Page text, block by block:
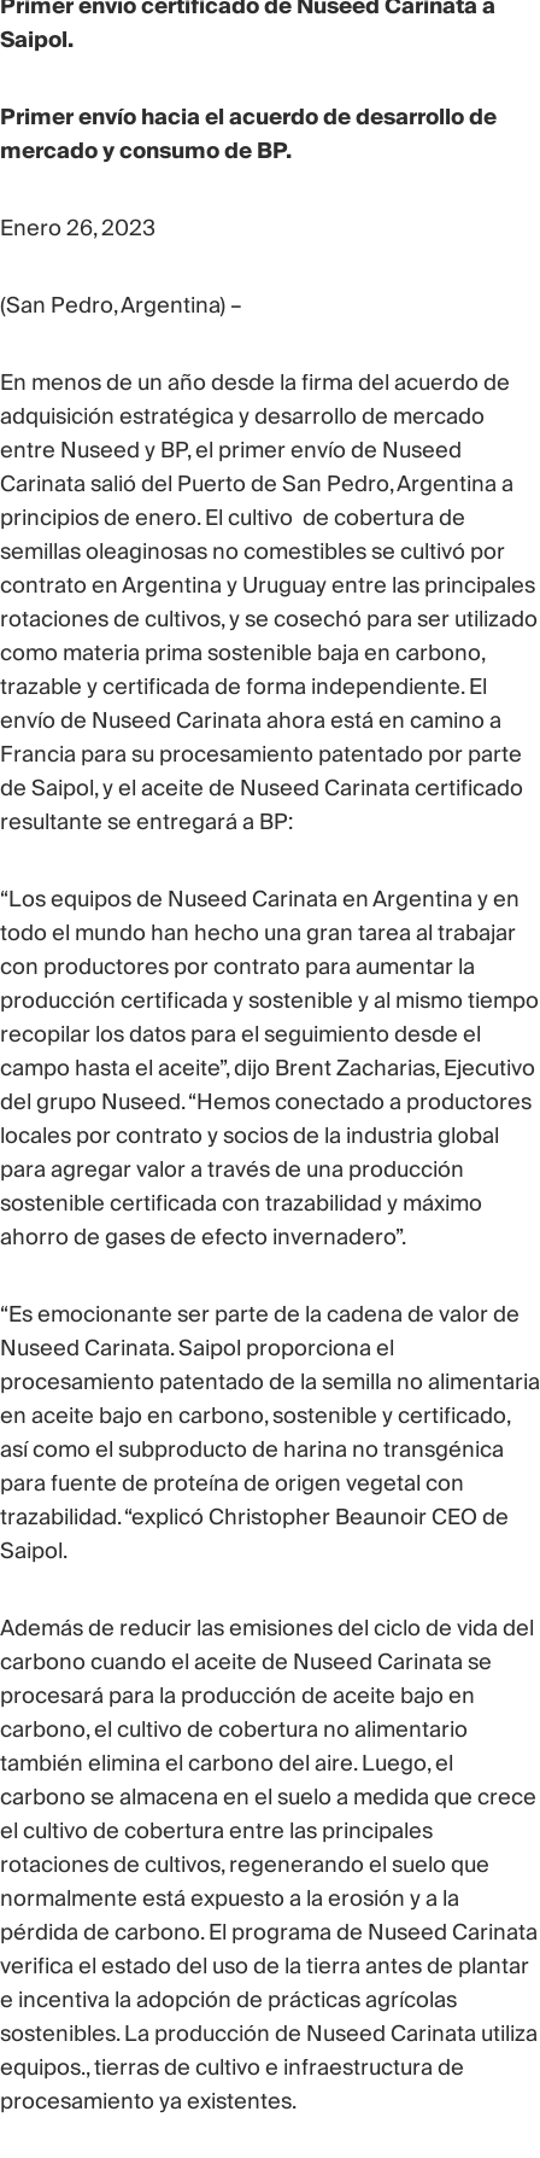
Saipol.
Primer envío hacia el acuerdo de desarrollo de
mercado y consumo de BP.
Enero 26, 2023
(San Pedro, Argentina) –
En menos de un año desde la firma del acuerdo de
adquisición estratégica y desarrollo de mercado
entre Nuseed y BP, el primer envío de Nuseed
Carinata salió del Puerto de San Pedro, Argentina a
principios de enero. El cultivo de cobertura de
semillas oleaginosas no comestibles se cultivó por
contrato en Argentina y Uruguay entre las principales
rotaciones de cultivos, y se cosechó para ser utilizado
como materia prima sostenible baja en carbono,
trazable y certificada de forma independiente. El
envío de Nuseed Carinata ahora está en camino a
Francia para su procesamiento patentado por parte
de Saipol, y el aceite de Nuseed Carinata certificado
resultante se entregará a BP:
“Los equipos de Nuseed Carinata en Argentina y en
todo el mundo han hecho una gran tarea al trabajar
con productores por contrato para aumentar la
producción certificada y sostenible y al mismo tiempo
recopilar los datos para el seguimiento desde el
campo hasta el aceite”, dijo Brent Zacharias, Ejecutivo
del grupo Nuseed. “Hemos conectado a productores
locales por contrato y socios de la industria global
para agregar valor a través de una producción
sostenible certificada con trazabilidad y máximo
ahorro de gases de efecto invernadero”.
“Es emocionante ser parte de la cadena de valor de
Nuseed Carinata. Saipol proporciona el
procesamiento patentado de la semilla no alimentaria
en aceite bajo en carbono, sostenible y certificado,
así como el subproducto de harina no transgénica
para fuente de proteína de origen vegetal con
trazabilidad. “explicó Christopher Beaunoir CEO de
Saipol.
Además de reducir las emisiones del ciclo de vida del
carbono cuando el aceite de Nuseed Carinata se
procesará para la producción de aceite bajo en
carbono, el cultivo de cobertura no alimentario
también elimina el carbono del aire. Luego, el
carbono se almacena en el suelo a medida que crece
el cultivo de cobertura entre las principales
rotaciones de cultivos, regenerando el suelo que
normalmente está expuesto a la erosión y a la
pérdida de carbono. El programa de Nuseed Carinata
verifica el estado del uso de la tierra antes de plantar
e incentiva la adopción de prácticas agrícolas
sostenibles. La producción de Nuseed Carinata utiliza
equipos., tierras de cultivo e infraestructura de
procesamiento ya existentes.